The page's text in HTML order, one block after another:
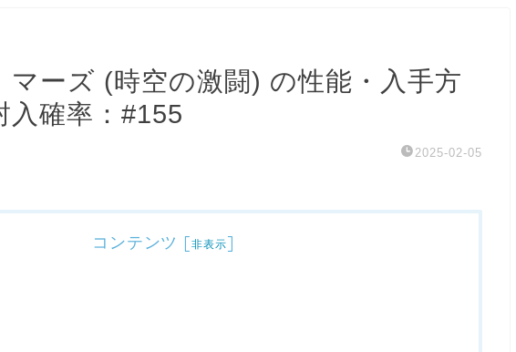
マーズ (時空の激闘) の性能・入手方
入確率：#155
2025-02-05
コンテンツ [非表示]